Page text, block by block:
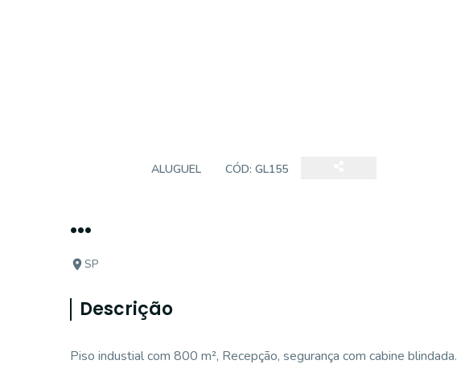
ALUGUEL CÓD: GL155
...
SP
Descrição
Piso industial com 800 m², Recepção, segurança com cabine blindada.